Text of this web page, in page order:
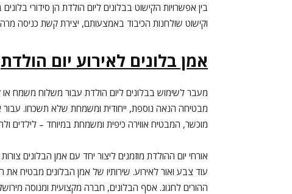
בין אפשרויות הקישוט בבלונים ליום הולדת הן סידורי
וקישוט שולחנות הכיבוד באמצעותם, יצירת קשת כניסה
אמן בלונים לאירוע יום הולדת
מעבר לשימוש בבלונים ליום הולדת עבור משלוח משמח או
מבטיחה הנאה נוספת, ייחודית ומשמחת שלא תשכחו. עבור
מוכשר, המבטיח אווירה כיפית ומשמחת במיוחד – לילדים
אורחי יום ההולדת מוזמנים ליצור יחד עם אמן הבלונים
עוד צבע ואור לאירוע. שירותיו של אמן הבלונים מבטיח
ההורים לחגוג. אסף הבלונים, חברה מקצועית ומנוסה